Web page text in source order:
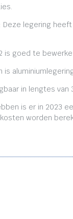
legering
is goed te
in lengtes
is er in 2023
worden